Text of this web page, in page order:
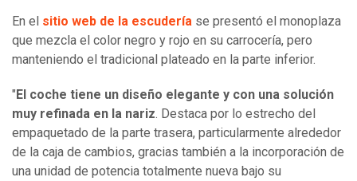
En el sitio web de la escudería se presentó el monoplaza
que mezcla el color negro y rojo en su carrocería, pero
manteniendo el tradicional plateado en la parte inferior.
"El coche tiene un diseño elegante y con una solución
muy refinada en la nariz . Destaca por lo estrecho del
empaquetado de la parte trasera, particularmente alrededor
de la caja de cambios, gracias también a la incorporación de
una unidad de potencia totalmente nueva bajo su